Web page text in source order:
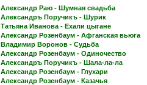
Александр Раю - Шумная свадьба
Александръ Поручикъ - Шурик
Татьяна Иванова - Ехали цыгане
Александр Розенбаум - Афганская вьюга
Владимир Воронов - Судьба
Александр Розенбаум - Одиночество
Александръ Поручикъ - Шала-ла-ла
Александр Розенбаум - Глухари
Александр Розенбаум - Казачья